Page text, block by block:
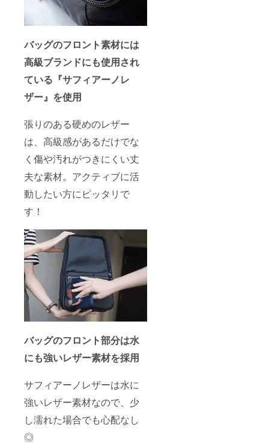
バッグのフロント素材には
高級ブランドにも使用され
ている『サフィアーノレ
ザー』を使用
張りのある硬めのレザー
は、高級感があるだけでな
く傷や汚れがつきにくい丈
夫な素材。アクティブに活
動したい方にピッタリで
す！
バッグのフロント部分は水
にも強いレザー素材を採用
サフィアーノレザーは水に
強いレザー素材なので、少
し濡れた場合でも心配なし
◎